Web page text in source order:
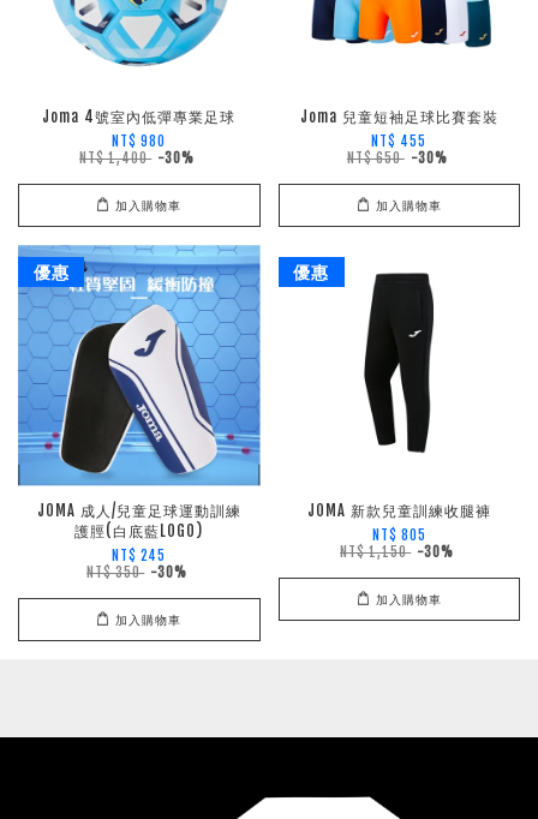
Joma 4號室內低彈專業足球
NT$ 980
NT$ 1,400 -30%
加入購物車
Joma 兒童短袖足球比賽套裝
NT$ 455
NT$ 650 -30%
加入購物車
優惠
JOMA 成人/兒童足球運動訓練
護脛(白底藍LOGO)
NT$ 245
NT$ 350 -30%
加入購物車
優惠
JOMA 新款兒童訓練收腿褲
NT$ 805
NT$ 1,150 -30%
加入購物車